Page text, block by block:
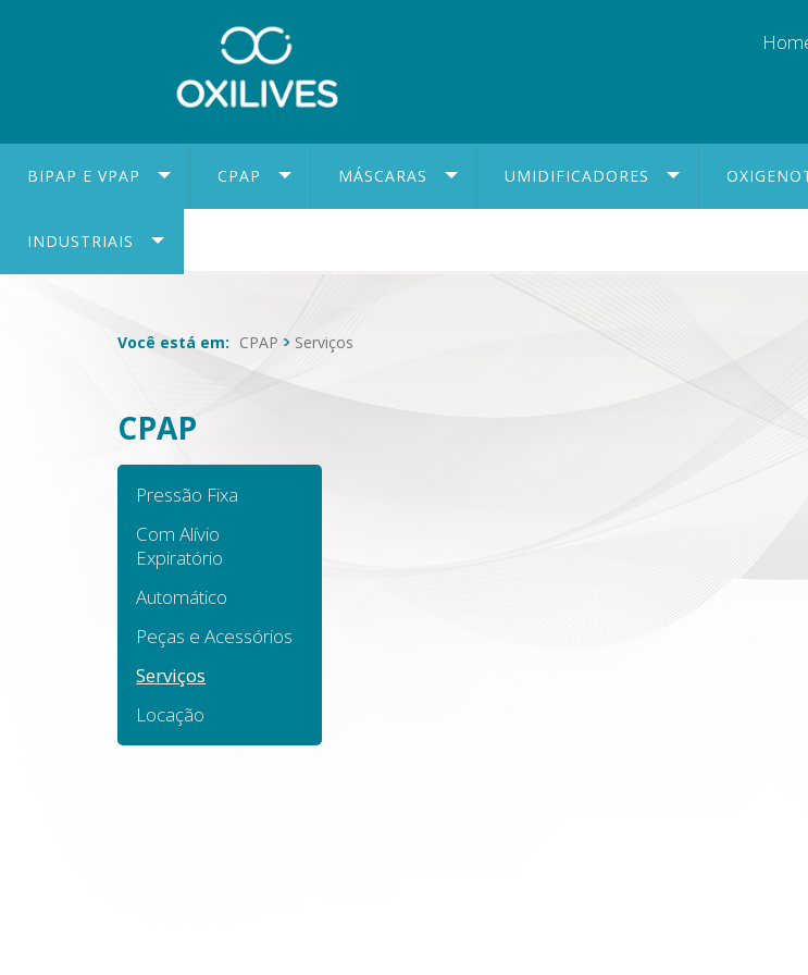
BIPAP E VPAP CPAP MÁSCARAS UMIDIFICADORES
INDUSTRIAIS
Você está em: CPAP Serviços
CPAP
Pressão Fixa
Com Alívio
Expiratório
Automático
Peças e Acessórios
Serviços
Locação